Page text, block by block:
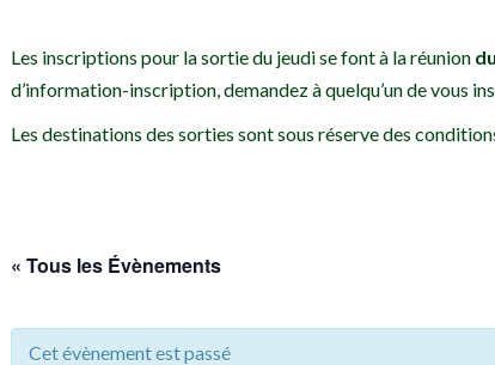
Les inscriptions pour la sortie du jeudi se font à la réunion
d’information-inscription, demandez à quelqu’un de vous
Les destinations des sorties sont sous réserve des
« Tous les Évènements
Cet évènement est passé